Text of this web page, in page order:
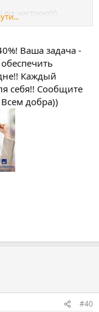
настрою))).
Ваша задача -
Каждый
себя!! Сообщите
добра))
#40